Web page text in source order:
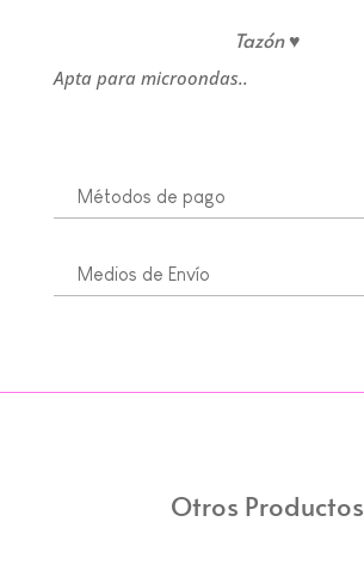
Tazón ♥
Apta para microondas..
Métodos de pago
Medios de Envío
Otros Productos